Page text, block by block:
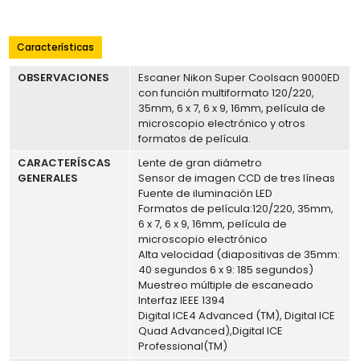
Características
OBSERVACIONES
Escaner Nikon Super Coolsacn 9000ED
con función multiformato 120/220,
35mm, 6 x 7, 6 x 9, 16mm, película de
microscopio electrónico y otros
formatos de película.
CARACTERÍSCAS
GENERALES
Lente de gran diámetro
Sensor de imagen CCD de tres líneas
Fuente de iluminación LED
Formatos de película:120/220, 35mm,
6 x 7, 6 x 9, 16mm, película de
microscopio electrónico
Alta velocidad (diapositivas de 35mm:
40 segundos 6 x 9: 185 segundos)
Muestreo múltiple de escaneado
Interfaz IEEE 1394
Digital ICE4 Advanced (TM), Digital ICE
Quad Advanced),Digital ICE
Professional(TM)